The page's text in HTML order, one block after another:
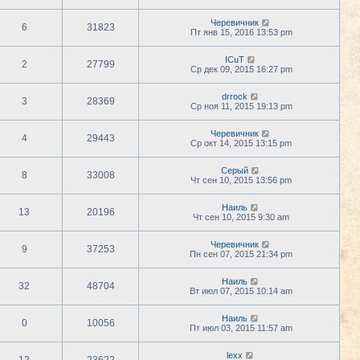
6 31823
Черевичник
Пт янв 15, 2016 13:53 pm
2 27799
ICuT
Ср дек 09, 2015 16:27 pm
3 28369
drrock
Ср ноя 11, 2015 19:13 pm
4 29443
Черевичник
Ср окт 14, 2015 13:15 pm
8 33008
Серый
Чт сен 10, 2015 13:56 pm
13 20196
Наиль
Чт сен 10, 2015 9:30 am
9 37253
Черевичник
Пн сен 07, 2015 21:34 pm
32 48704
Наиль
Вт июл 07, 2015 10:14 am
0 10056
Наиль
Пт июл 03, 2015 11:57 am
lexx